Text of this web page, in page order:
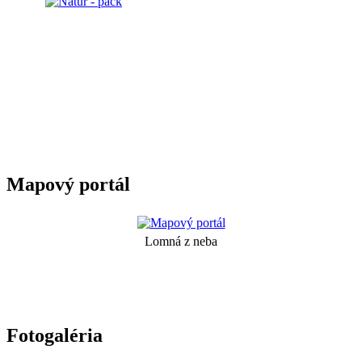
Mapový portál
Lomná z neba
Fotogaléria